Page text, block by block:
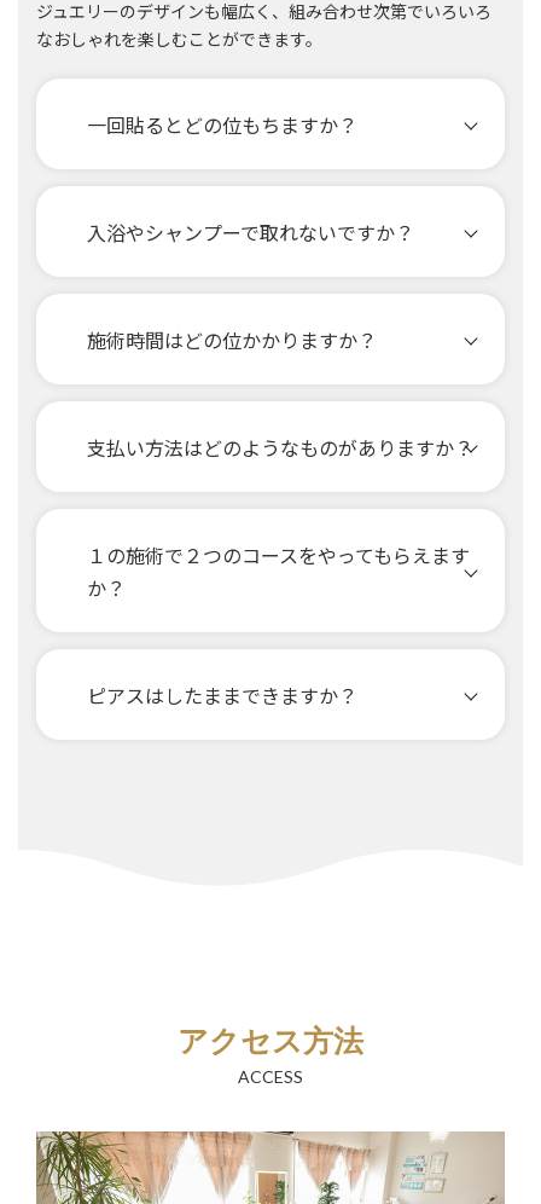
ジュエリーのデザインも幅広く、組み合わせ次第でいろいろ
なおしゃれを楽しむことができます。
一回貼るとどの位もちますか？
入浴やシャンプーで取れないですか？
施術時間はどの位かかりますか？
支払い方法はどのようなものがありますか？
１の施術で２つのコースをやってもらえます
か？
ピアスはしたままできますか？
アクセス方法
ACCESS